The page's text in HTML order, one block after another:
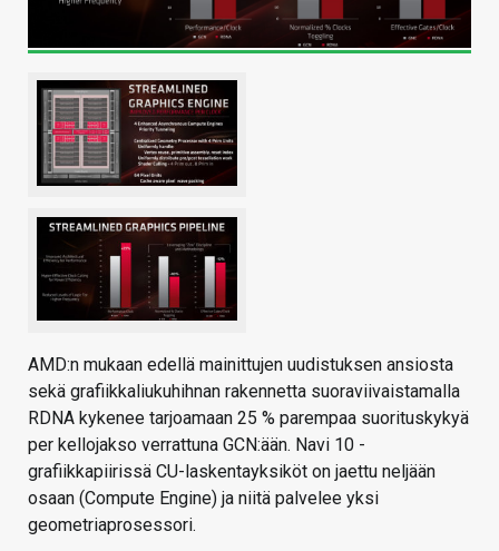
AMD:n mukaan edellä mainittujen uudistuksen ansiosta
sekä grafiikkaliukuhihnan rakennetta suoraviivaistamalla
RDNA kykenee tarjoamaan 25 % parempaa suorituskykyä
per kellojakso verrattuna GCN:ään. Navi 10 -
grafiikkapiirissä CU-laskentayksiköt on jaettu neljään
osaan (Compute Engine) ja niitä palvelee yksi
geometriaprosessori.